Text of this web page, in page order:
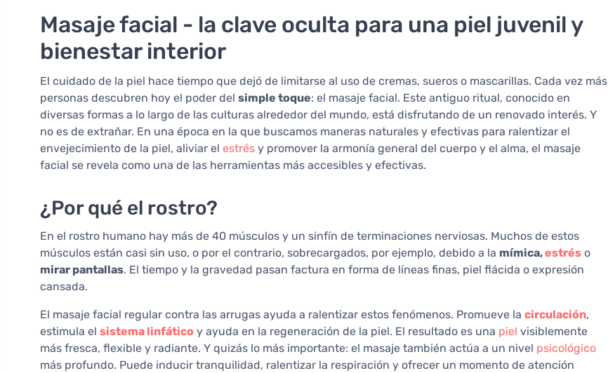
Masaje facial - la clave oculta para una piel juvenil y
bienestar interior
El cuidado de la piel hace tiempo que dejó de limitarse al uso de cremas, sueros o mascarillas. Cada vez más
personas descubren hoy el poder del simple toque: el masaje facial. Este antiguo ritual, conocido en
diversas formas a lo largo de las culturas alrededor del mundo, está disfrutando de un renovado interés. Y
no es de extrañar. En una época en la que buscamos maneras naturales y efectivas para ralentizar el
envejecimiento de la piel, aliviar el estrés y promover la armonía general del cuerpo y el alma, el masaje
facial se revela como una de las herramientas más accesibles y efectivas.
¿Por qué el rostro?
En el rostro humano hay más de 40 músculos y un sinfín de terminaciones nerviosas. Muchos de estos
músculos están casi sin uso, o por el contrario, sobrecargados, por ejemplo, debido a la mímica,estrés o
mirar pantallas. El tiempo y la gravedad pasan factura en forma de líneas finas, piel flácida o expresión
cansada.
El masaje facial regular contra las arrugas ayuda a ralentizar estos fenómenos. Promueve la circulación,
estimula el sistema linfático y ayuda en la regeneración de la piel. El resultado es una piel visiblemente
más fresca, flexible y radiante. Y quizás lo más importante: el masaje también actúa a un nivel psicológico
más profundo. Puede inducir tranquilidad, ralentizar la respiración y ofrecer un momento de atención